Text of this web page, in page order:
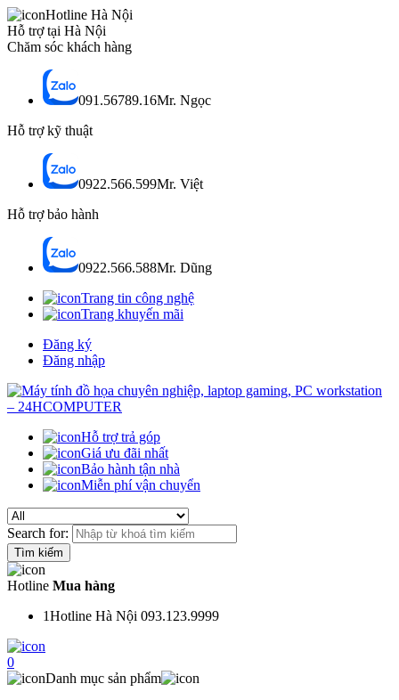
Hotline Hà Nội
Hỗ trợ tại Hà Nội
Chăm sóc khách hàng
091.56789.16Mr. Ngọc
Hỗ trợ kỹ thuật
0922.566.599Mr. Việt
Hỗ trợ bảo hành
0922.566.588Mr. Dũng
Trang tin công nghệ
Trang khuyến mãi
Đăng ký
Đăng nhập
Hỗ trợ trả góp
Giá ưu đãi nhất
Bảo hành tận nhà
Miễn phí vận chuyển
Search for:
Hotline Mua hàng
1Hotline Hà Nội 093.123.9999
0
Danh mục sản phẩm